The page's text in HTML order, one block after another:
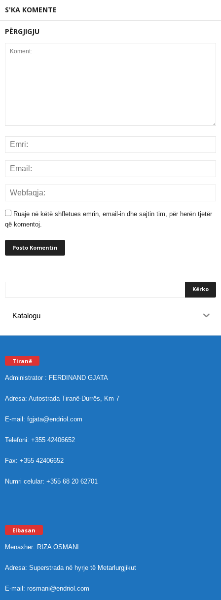
S'KA KOMENTE
PËRGJIGJU
Ruaje në këtë shfletues emrin, email-in dhe sajtin tim, për herën tjetër
që komentoj.
Katalogu
Tiranë
Administrator : FERDINAND GJATA
Adresa: Autostrada Tiranë-Durrës, Km 7
E-mail: fgjata@endriol.com
Telefoni: +355 42406652
Fax: +355 42406652
Numri celular: +355 68 20 62701
Elbasan
Menaxher: RIZA OSMANI
Adresa: Superstrada në hyrje të Metarlurgjikut
E-mail: rosmani@endriol.com